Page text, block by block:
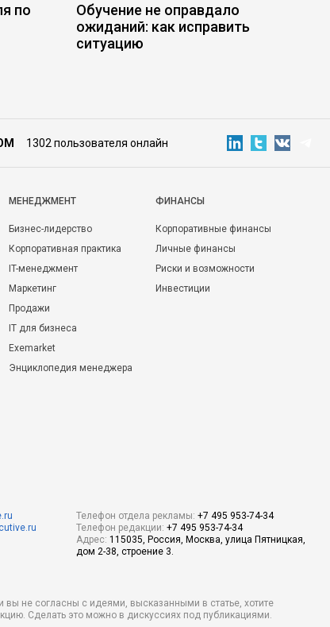
по
Обучение не оправдало
ожиданий: как исправить
ситуацию
1302 пользователя онлайн
МЕНЕДЖМЕНТ
Бизнес-лидерство
Корпоративная практика
IT-менеджмент
Маркетинг
Продажи
IT для бизнеса
Exemarket
Энциклопедия менеджера
ФИНАНСЫ
Корпоративные финансы
Личные финансы
Риски и возможности
Инвестиции
Телефон отдела рекламы: +7 495 953-74-34
Телефон редакции: +7 495 953-74-34
Адрес: 115035, Россия, Москва, улица Пятницкая,
дом 2-38, строение 3.
вы не согласны с идеями, высказанными в статье, хотите
Сделать это можно в дискуссиях под публикациями.